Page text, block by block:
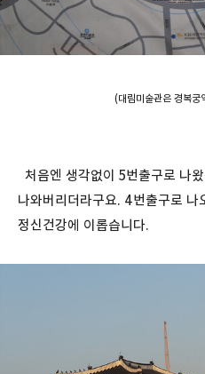
(대림미술관은 경복궁
처음엔 생각없이 5번출구로 나
나와버리더라구요. 4번출구로 나
정신건강에 이롭습니다.